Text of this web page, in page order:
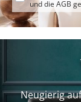
und die AGB
Neugierig